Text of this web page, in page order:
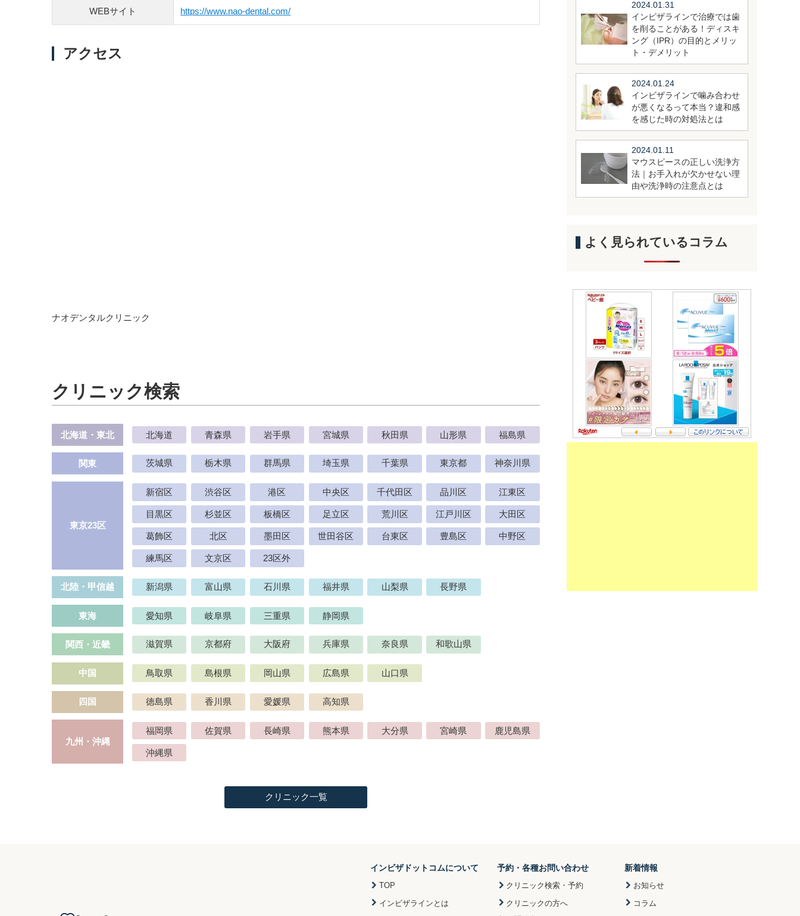
WEBサイト https://www.nao-dental.com/
アクセス
ナオデンタルクリニック
クリニック検索
北海道・東北 北海道 青森県 岩手県 宮城県 秋田県 山形県 福島県
関東 茨城県 栃木県 群馬県 埼玉県 千葉県 東京都 神奈川県
東京23区
新宿区 渋谷区 港区 中央区 千代田区 品川区 江東区
目黒区 杉並区 板橋区 足立区 荒川区 江戸川区 大田区
葛飾区 北区 墨田区 世田谷区 台東区 豊島区 中野区
練馬区 文京区 23区外
北陸・甲信越 新潟県 富山県 石川県 福井県 山梨県 長野県
東海 愛知県 岐阜県 三重県 静岡県
関西・近畿 滋賀県 京都府 大阪府 兵庫県 奈良県 和歌山県
中国 鳥取県 島根県 岡山県 広島県 山口県
四国 徳島県 香川県 愛媛県 高知県
九州・沖縄
福岡県 佐賀県 長崎県 熊本県 大分県 宮崎県 鹿児島県
沖縄県
クリニック一覧
2024.01.31
インビザラインで治療では歯
を削ることがある！ディスキ
ング（IPR）の目的とメリッ
ト・デメリット
2024.01.24
インビザラインで噛み合わせ
が悪くなるって本当？違和感
を感じた時の対処法とは
2024.01.11
マウスピースの正しい洗浄方
法｜お手入れが欠かせない理
由や洗浄時の注意点とは
よく見られているコラム
インビザドットコムについて
TOP
インビザラインとは
予約・各種お問い合わせ
クリニック検索・予約
クリニックの方へ
新着情報
お知らせ
コラム